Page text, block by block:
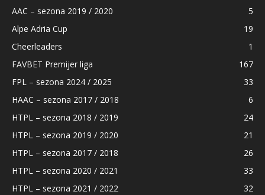
AAC – sezona 2019 / 2020
5
Alpe Adria Cup
19
Cheerleaders
1
FAVBET Premijer liga
167
FPL – sezona 2024 / 2025
33
HAAC – sezona 2017 / 2018
6
HTPL – sezona 2018 / 2019
24
HTPL – sezona 2019 / 2020
21
HTPL – sezona 2017 / 2018
26
HTPL – sezona 2020 / 2021
33
HTPL – sezona 2021 / 2022
32